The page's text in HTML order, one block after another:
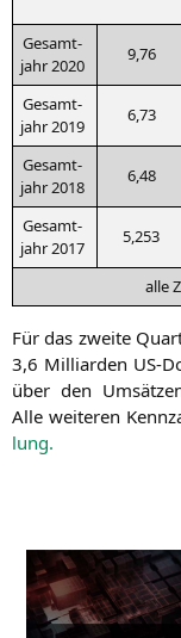
Gesamt­
jahr 2020
9,76
Gesamt­
jahr 2019
6,73
Gesamt­
jahr 2018
6,48
Gesamt­
jahr 2017
5,253
alle
Für das zwei­te
3,6 Mil­li­ar­den US-
über den
Alle wei­te­ren
lung.